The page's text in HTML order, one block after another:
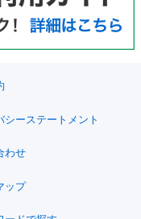
シーステートメント
わせ
ップ